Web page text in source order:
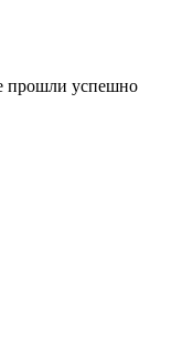
прошли успешно